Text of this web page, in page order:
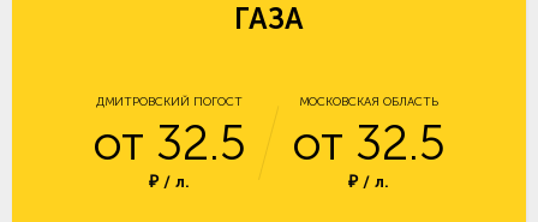
ГАЗА
ДМИТРОВСКИЙ ПОГОСТ
от 32.5
₽ / л.
МОСКОВСКАЯ ОБЛАСТЬ
от 32.5
₽ / л.